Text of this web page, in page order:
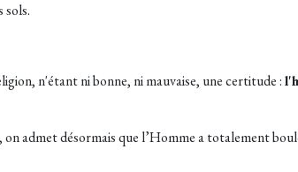
sols.
n'étant ni bonne, ni mauvaise, une certitude :
admet désormais que l’Homme a totalement